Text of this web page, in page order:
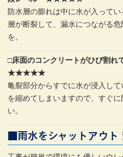
防水層の膨れは中に水が入って
層が断裂して、漏水につながる
を。
□床面のコンクリートがひび
★★★★★
亀裂部分からすでに水が浸入し
を縮めてしまいますので、すぐ
い。
■雨水をシャットアウト